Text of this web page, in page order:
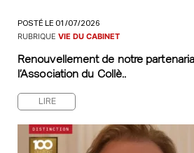
POSTÉ LE 01/07/2026
RUBRIQUE VIE DU CABINET
Renouvellement de notre
l’Association du Collè..
LIRE